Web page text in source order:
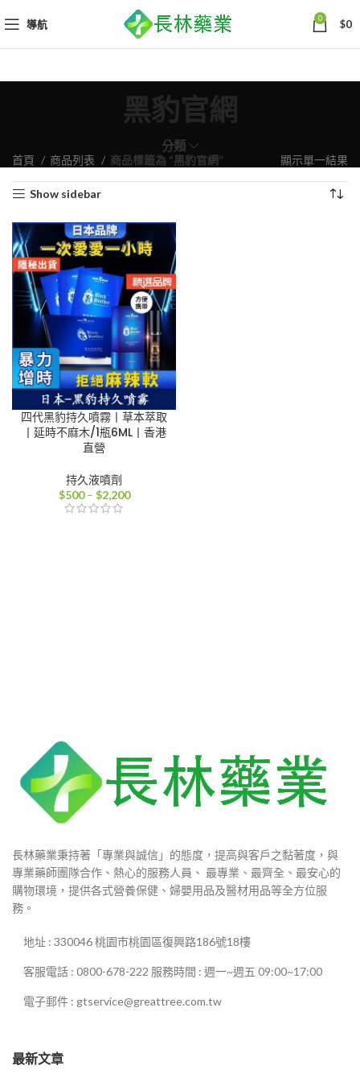
導航 0 $0
黑豹官網
分類
首頁 商品列表 商品標籤為 “黑豹官網” 顯示單一結果
Show sidebar
四代黑豹持久噴霧丨草本萃取
丨延時不麻木/1瓶6ML丨香港
直營
持久液噴劑
$500 – $2,200價
長林藥業秉持著「專業與誠信」的態度，提高與客戶之黏著度，與
專業藥師團隊合作、熱心的服務人員、 最專業、最齊全、最安心的
購物環境，提供各式營養保健、婦嬰用品及醫材用品等全方位服
務。
地址 : 330046 桃園市桃園區復興路186號18樓
客服電話 : 0800-678-222 服務時間 : 週一~週五 09:00~17:00
電子郵件 : gtservice@greattree.com.tw
最新文章